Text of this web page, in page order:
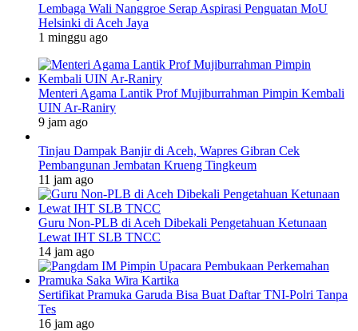
Lembaga Wali Nanggroe Serap Aspirasi Penguatan MoU
Helsinki di Aceh Jaya
1 minggu ago
Menteri Agama Lantik Prof Mujiburrahman Pimpin Kembali
UIN Ar-Raniry
9 jam ago
Tinjau Dampak Banjir di Aceh, Wapres Gibran Cek
Pembangunan Jembatan Krueng Tingkeum
11 jam ago
Guru Non-PLB di Aceh Dibekali Pengetahuan Ketunaan
Lewat IHT SLB TNCC
14 jam ago
Sertifikat Pramuka Garuda Bisa Buat Daftar TNI-Polri Tanpa
Tes
16 jam ago